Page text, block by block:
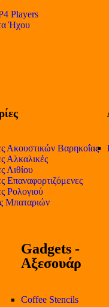
Players
Ήχου
Ακουστικών Βαρηκοΐας
Αλκαλικές
Λιθίου
Επαναφορτιζόμενες
Ρολογιού
Μπαταριών
Gadgets -
Αξεσουάρ
Coffee Stencils